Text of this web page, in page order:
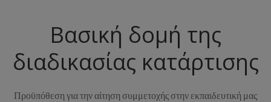
Βασική δομή της
διαδικασίας κατάρτισης
Προϋπόθεση για την αίτηση συμμετοχής στην εκπαιδευτική μας